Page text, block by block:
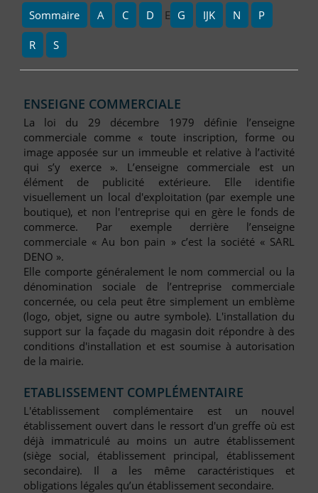
Liste des CCI
Le Blog pour les Entreprises
Compte PRO
Sommaire A C D E G IJK N P
R S
ENSEIGNE COMMERCIALE
La loi du 29 décembre 1979 définie l’enseigne
commerciale comme « toute inscription, forme ou
image apposée sur un immeuble et relative à l’activité
qui s’y exerce ». L’enseigne commerciale est un
élément de publicité extérieure. Elle identifie
visuellement un local d'exploitation (par exemple une
boutique), et non l'entreprise qui en gère le fonds de
commerce. Par exemple derrière l’enseigne
commerciale « Au bon pain » c’est la société « SARL
DENO ».
Elle comporte généralement le nom commercial ou la
dénomination sociale de l’entreprise commerciale
concernée, ou cela peut être simplement un emblème
(logo, objet, signe ou autre symbole). L'installation du
support sur la façade du magasin doit répondre à des
conditions d'installation et est soumise à autorisation
de la mairie.
ETABLISSEMENT COMPLÉMENTAIRE
L'établissement complémentaire est un nouvel
établissement ouvert dans le ressort d'un greffe où est
déjà immatriculé au moins un autre établissement
(siège social, établissement principal, établissement
secondaire). Il a les même caractéristiques et
obligations légales qu’un établissement secondaire.